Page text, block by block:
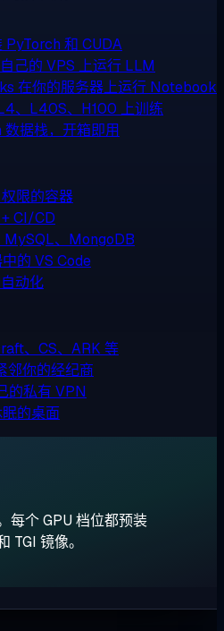
PyTorch 和 CUDA
己的 VPS 上运行 LLM
在你的服务器上运行 Notebook
、L40S、H100 上训练
据栈，开箱即用
限的容器
CI/CD
MySQL、MongoDB
的 VS Code
动化
、CS、ARK 等
邻你的经纪商
的私有 VPN
的桌面
每个 GPU 档位都预装
TGI 镜像。